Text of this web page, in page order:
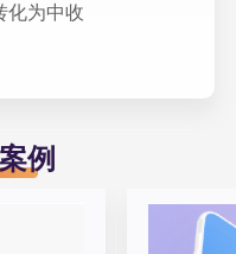
化为中收
例